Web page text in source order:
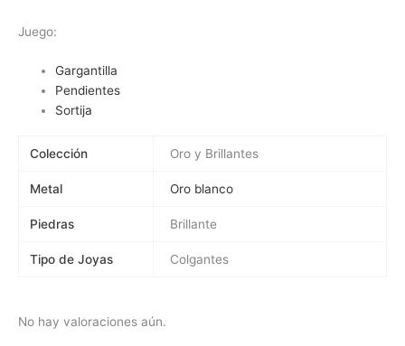
Juego:
Gargantilla
Pendientes
Sortija
Colección Oro y Brillantes
Metal Oro blanco
Piedras Brillante
Tipo de Joyas Colgantes
No hay valoraciones aún.